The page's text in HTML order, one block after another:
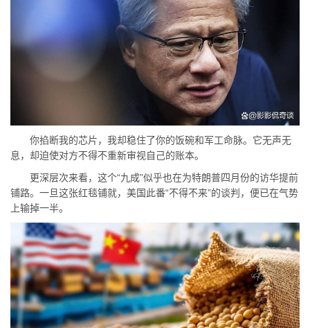
你掐断我的芯片，我却稳住了你的饭碗和军工命脉。它无声无
息，却迫使对方不得不重新审视自己的账本。
更深层次来看，这个“九成”似乎也在为特朗普四月份的访华提前
铺路。一旦这张红毯铺就，美国此番“不得不来”的谈判，便已在气势
上输掉一半。